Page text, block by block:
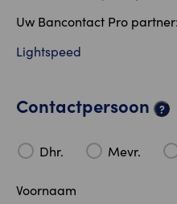
Uw Bancontact Pro partner:
Lightspeed
Contactpersoon ?
Dhr. Mevr.
Voornaam